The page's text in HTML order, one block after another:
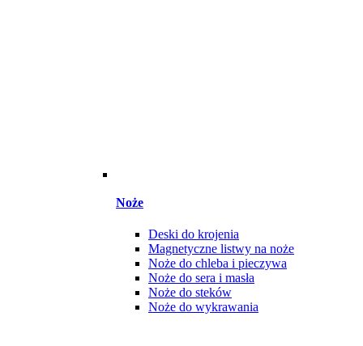
Noże
Deski do krojenia
Magnetyczne listwy na noże
Noże do chleba i pieczywa
Noże do sera i masła
Noże do steków
Noże do wykrawania